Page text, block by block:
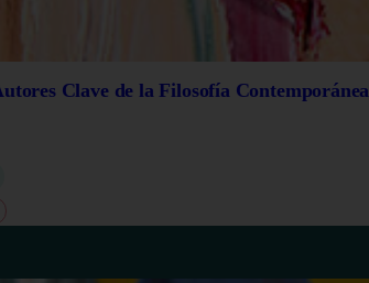
Clave de la Filosofía Contemporánea